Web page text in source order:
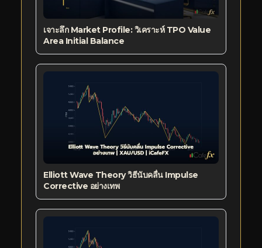
เจาะลึก Market Profile: วิเคราะห์ TPO Value
Area Initial Balance
Elliott Wave Theory วิธีนับคลื่น Impulse
Corrective อย่างเทพ